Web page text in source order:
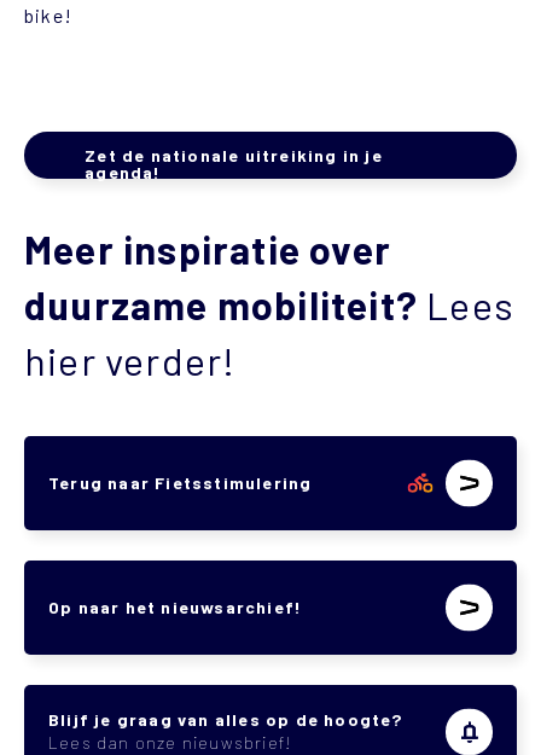
bike!
Zet de nationale uitreiking in je
agenda!
Meer inspiratie over
duurzame mobiliteit? Lees
hier verder!
Terug naar Fietsstimulering
Op naar het nieuwsarchief!
Blijf je graag van alles op de hoogte?
Lees dan onze nieuwsbrief!